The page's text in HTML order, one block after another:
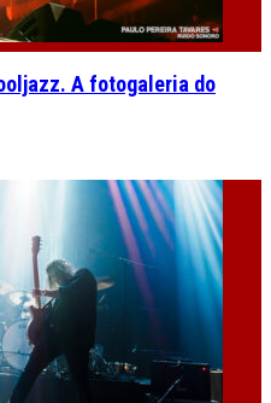
A fotogaleria do